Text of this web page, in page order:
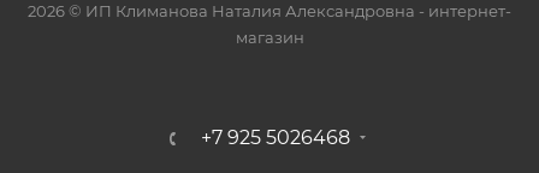
2026 © ИП Климанова Наталия Александровна - интернет-
магазин
+7 925 5026468